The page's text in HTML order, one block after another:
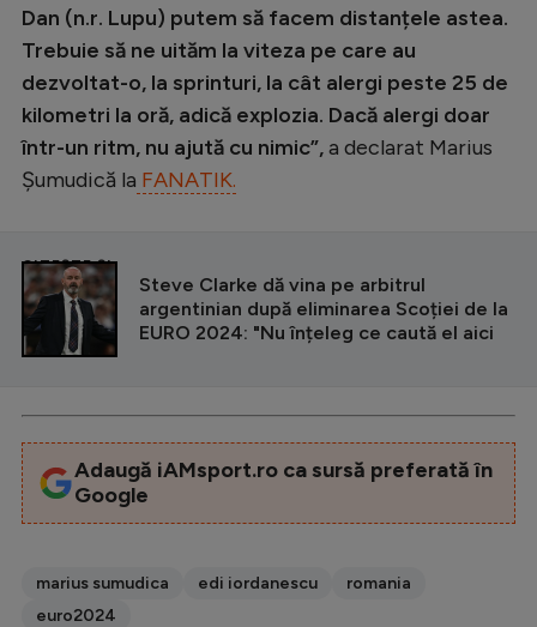
Dan (n.r. Lupu) putem să facem distanțele astea.
Trebuie să ne uităm la viteza pe care au
dezvoltat-o, la sprinturi, la cât alergi peste 25 de
kilometri la oră, adică explozia. Dacă alergi doar
într-un ritm, nu ajută cu nimic”,a declarat Marius
Șumudică la FANATIK.
CITEȘTE ȘI
Steve Clarke dă vina pe arbitrul
argentinian după eliminarea Scoției de la
EURO 2024: "Nu înțeleg ce caută el aici
Adaugă iAMsport.ro ca sursă preferată în
Google
marius sumudica edi iordanescu
romania
euro2024